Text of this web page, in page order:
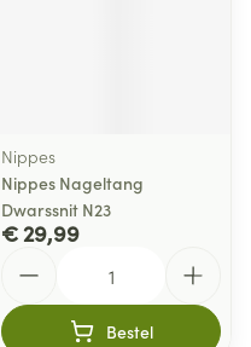
Nippes
Nippes Nageltang
Dwarssnit N23
€ 29,99
Bestel